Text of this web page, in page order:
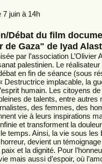
7 juin à 14h
Débat du film
de Gaza" de Iyad
par l’association L’Olivier
palestinien. Le
en fin de séance (sous
Destructrice implacable, la
humain. Les citoyens
de talents, entre autres
des femmes, des
vie à leurs inspirations
et transforment la
temps. Ainsi, la vie sous les
devient un
et la dignité. Pour
mais aussi d’espoir, où